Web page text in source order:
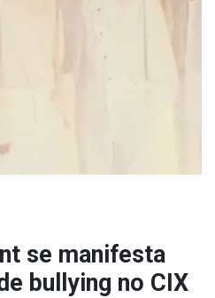
se manifesta
bullying no CIX